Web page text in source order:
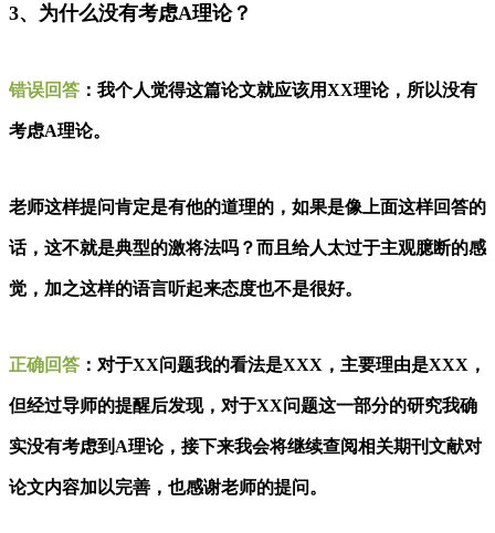
3、为什么没有考虑A理论？
错误回答 ： 我个人觉得这篇论文就应该用XX理论，所以没有
考虑A理论。
老师这样提问肯定是有他的道理的，如果是像上面这样回答的
话，这不就是典型的激将法吗？而且给人太过于主观臆断的感
觉，加之这样的语言听起来态度也不是很好。
正确回答 ： 对于XX问题我的看法是XXX，主要理由是XXX，
但经过导师的提醒后发现，对于XX问题这一部分的研究我确
实没有考虑到A理论，接下来我会将继续查阅相关期刊文献对
论文内容加以完善，也感谢老师的提问。